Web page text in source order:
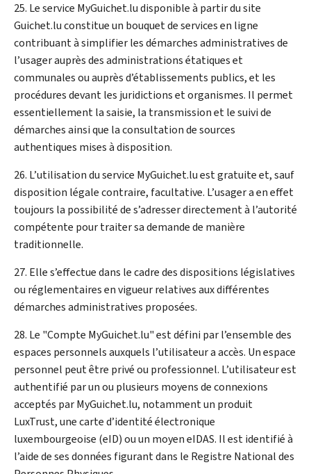
25. Le service MyGuichet.lu disponible à partir du site
Guichet.lu constitue un bouquet de services en ligne
contribuant à simplifier les démarches administratives de
l’usager auprès des administrations étatiques et
communales ou auprès d’établissements publics, et les
procédures devant les juridictions et organismes. Il permet
essentiellement la saisie, la transmission et le suivi de
démarches ainsi que la consultation de sources
authentiques mises à disposition.
26. L’utilisation du service MyGuichet.lu est gratuite et, sauf
disposition légale contraire, facultative. L’usager a en effet
toujours la possibilité de s’adresser directement à l’autorité
compétente pour traiter sa demande de manière
traditionnelle.
27. Elle s’effectue dans le cadre des dispositions législatives
ou réglementaires en vigueur relatives aux différentes
démarches administratives proposées.
28. Le "Compte MyGuichet.lu" est défini par l’ensemble des
espaces personnels auxquels l’utilisateur a accès. Un espace
personnel peut être privé ou professionnel. L’utilisateur est
authentifié par un ou plusieurs moyens de connexions
acceptés parMyGuichet.lu, notamment un produit
LuxTrust, une carte d’identité électronique
luxembourgeoise (eID) ou un moyen eIDAS. Il est identifié à
l’aide de ses données figurant dans le Registre National des